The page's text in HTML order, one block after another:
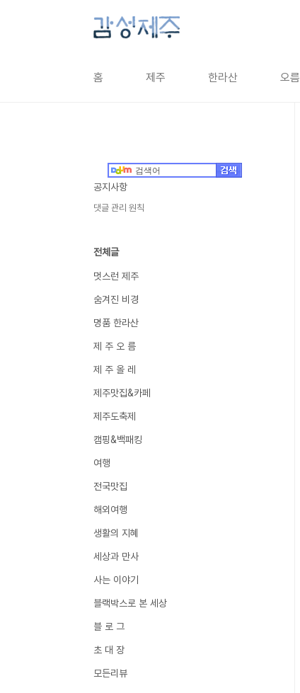
홈 제주 한라산 오름
공지사항
댓글 관리 원칙
전체글
멋스런 제주
숨겨진 비경
명품 한라산
제 주 오 름
제 주 올 레
제주맛집&카페
제주도축제
캠핑&백패킹
여행
전국맛집
해외여행
생활의 지혜
세상과 만사
사는 이야기
블랙박스로 본 세상
블 로 그
초 대 장
모든리뷰